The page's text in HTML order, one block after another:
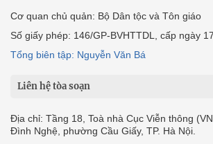
Cơ quan chủ quản: Bộ Dân tộc và Tôn giáo
Số giấy phép: 146/GP-BVHTTDL, cấp ngày
Tổng biên tập: Nguyễn Văn Bá
Liên hệ tòa soạn
Địa chỉ: Tầng 18, Toà nhà Cục Viễn thông
Đình Nghệ, phường Cầu Giấy, TP. Hà Nội.